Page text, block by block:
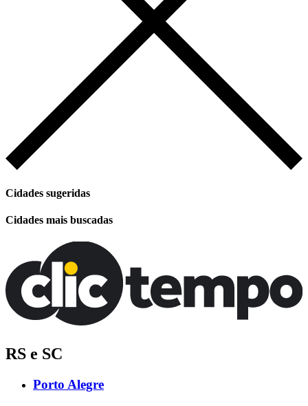
Cidades sugeridas
Cidades mais buscadas
RS e SC
Porto Alegre